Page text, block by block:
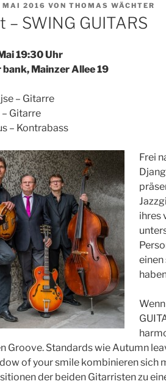
MAI 2016 VON THOMAS WÄCHTER
– SWING GUITARS
19:30 Uhr
bank, Mainzer Allee 19
– Gitarre
Gitarre
– Kontrabass
Frei
ihres
einen
Groove. Standards wie Autumn
of your smile kombinieren sich
der beiden Gitarristen zu